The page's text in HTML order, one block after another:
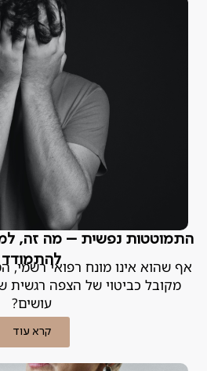
התמוטטות נפשית – מה זה,
להתמודד
אף שהוא אינו מונח רפואי רשמי,
מקובל כביטוי של הצפה רגשית
עושים?
קרא עוד